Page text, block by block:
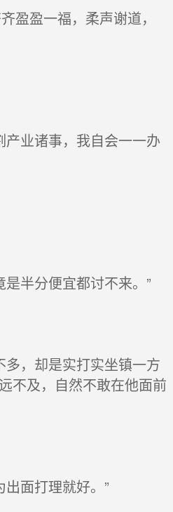
盈一福，柔声谢道，
业诸事，我自会一一办
半分便宜都讨不来。”
，却是实打实坐镇一方
不及，自然不敢在他面前
面打理就好。”